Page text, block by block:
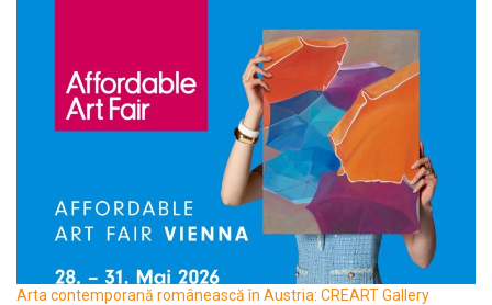
Arta contemporană românească în Austria: CREART Gallery